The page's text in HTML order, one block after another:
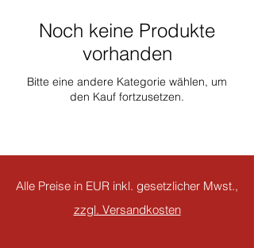
Noch keine Produkte
vorhanden
Bitte eine andere Kategorie wählen, um
den Kauf fortzusetzen.
Alle Preise in EUR inkl. gesetzlicher Mwst.,
zzgl. Versandkosten